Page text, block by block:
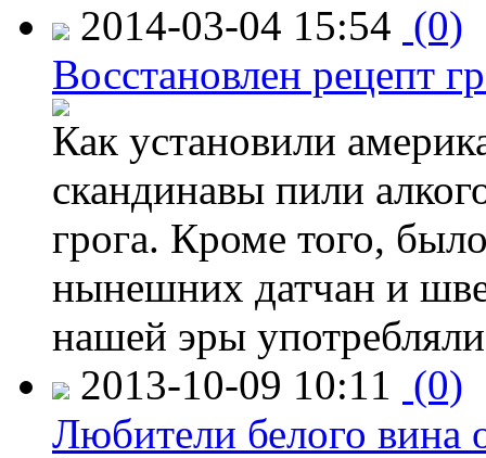
2014-03-04 15:54 (0)
Восстановлен рецепт
Как установили
скандинавы пили
грога. Кроме того,
нынешних датчан и
нашей эры
2013-10-09 10:11 (0)
Любители белого вина